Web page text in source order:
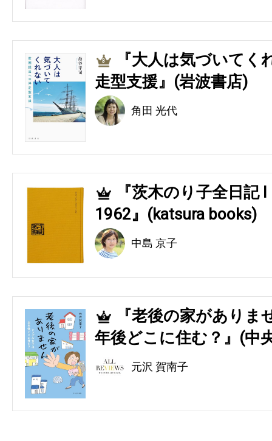
3
『大人は気づいてく
走型支援』(岩波書店)
角田 光代
4
『茨木のり子全日記
1962』(katsura books)
中島 京子
5
『老後の家があり
年後どこに住む？』(中
元沢 賀南子